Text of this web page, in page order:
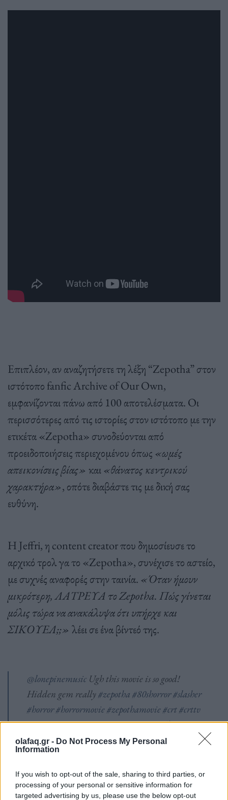
olafaq.gr - Do Not Process My Personal
Information
If you wish to opt-out of the sale, sharing to third parties, or
processing of your personal or sensitive information for
targeted advertising by us, please use the below opt-out
Επιπλέον, αν αναζητήσετε τη λέξη “Zepotha” στον
ιστότοπο fanfic Archive of Our Own,
εμφανίζονται πάνω από 100 αποτελέσματα. Οι
περισσότερες από τις ιστορίες στον ιστότοπο με την
ετικέτα «Zepotha» συνοδεύονται από
προειδοποιήσεις περιεχομένου όπως «ωμές
απεικονίσεις βίας» και«θάνατος κεντρικού
χαρακτήρα», οπότε διαβάστε τις με δική σας
ευθύνη.
Η Jeffri, η content creator που δημοσίευσε το
αρχικό τρολ γα το «Zepotha», συνέχισε το αστείο,
με συχνές αναφορές στην ταινία. «Όταν ήμουν
μικρότερη, ΛΑΤΡΕΥΑ το Zepotha. Πώς γίνεται
μόλις τώρα να ανακάλυψα ότι υπήρχε και
ΣΙΚΟΥΕΛ;;» λέει σε ένα βίντεό της.
@lonepinemusic Ugh this movie is so good!
Hidden gem really#zepotha #80shorror#slasher
#horror#horrormovie#zepothamovie#crt#crttv
♬ DO YOU REMEMBER ME – jeffri